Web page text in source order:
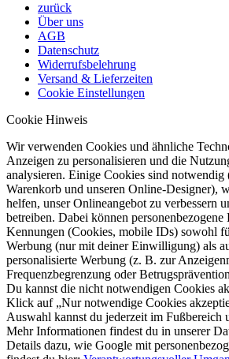
zurück
Über uns
AGB
Datenschutz
Widerrufsbelehrung
Versand & Lieferzeiten
Cookie Einstellungen
Cookie Hinweis
Wir verwenden Cookies und ähnliche
Anzeigen zu personalisieren und die
analysieren. Einige Cookies sind notwendig
Warenkorb und unseren Online-Designer),
helfen, unser Onlineangebot zu verbessern
betreiben. Dabei können
Kennungen (Cookies, mobile IDs) sowohl
Werbung (nur mit deiner Einwilligung) als
personalisierte Werbung (z. B. zur
Frequenzbegrenzung oder
Du kannst die nicht notwendigen Cookies
Klick auf „Nur notwendige Cookies
Auswahl kannst du jederzeit im Fußbereich
Mehr Informationen findest du in unserer
Details dazu, wie Google mit